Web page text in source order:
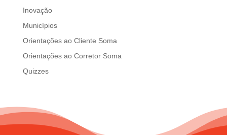
Inovação
Municípios
Orientações ao Cliente Soma
Orientações ao Corretor Soma
Quizzes